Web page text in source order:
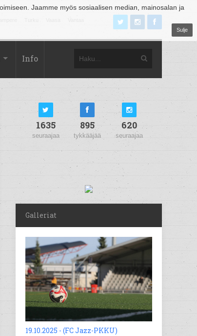
Jaamme myös sosiaalisen median, mainosalan ja
Sulje
Info
1635
seuraajaa
895
tykkääjää
620
seuraajaa
Galleriat
19.10.2025 - (FC Jazz-PKKU)